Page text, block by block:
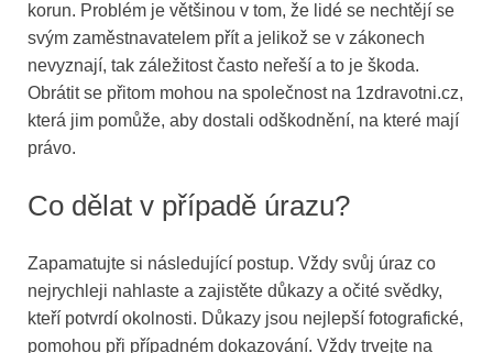
korun. Problém je většinou v tom, že lidé se nechtějí se
svým zaměstnavatelem přít a jelikož se v zákonech
nevyznají, tak záležitost často neřeší a to je škoda.
Obrátit se přitom mohou na společnost na 1zdravotni.cz,
která jim pomůže, aby dostali odškodnění, na které mají
právo.
Co dělat v případě úrazu?
Zapamatujte si následující postup. Vždy svůj úraz co
nejrychleji nahlaste a zajistěte důkazy a očité svědky,
kteří potvrdí okolnosti. Důkazy jsou nejlepší fotografické,
pomohou při případném dokazování. Vždy trvejte na